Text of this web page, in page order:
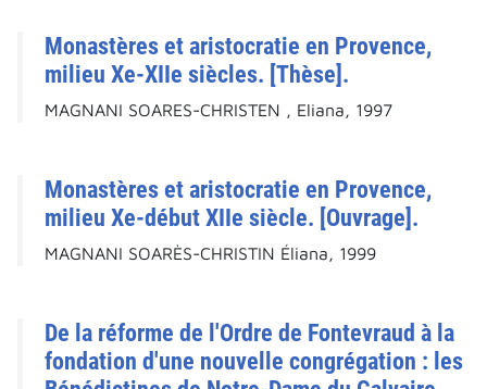
Monastères et aristocratie en Provence,
milieu Xe-XIIe siècles. [Thèse].
MAGNANI SOARES-CHRISTEN , Eliana, 1997
Monastères et aristocratie en Provence,
milieu Xe-début XIIe siècle. [Ouvrage].
MAGNANI SOARÈS-CHRISTIN Éliana, 1999
De la réforme de l'Ordre de Fontevraud à la
fondation d'une nouvelle congrégation : les